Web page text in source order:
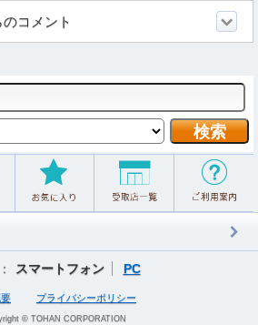
コメント
スマートフォン PC
プライバシーポリシー
© TOHAN CORPORATION